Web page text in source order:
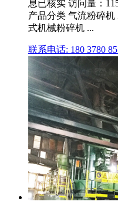
息已核实 访问量：
产品分类 气流粉碎
式机械粉碎机 ...
联系电话: 180 3780